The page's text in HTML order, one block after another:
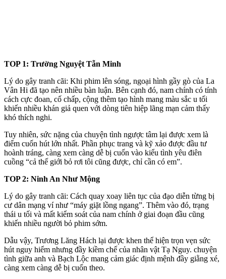
TOP 1: Trường Nguyệt Tẫn Minh
Lý do gây tranh cãi: Khi phim lên sóng, ngoại hình gầy gò của La
Vân Hi đã tạo nên nhiều bàn luận. Bên cạnh đó, nam chính có tính
cách cực đoan, cố chấp, cộng thêm tạo hình mang màu sắc u tối
khiến nhiều khán giả quen với dòng tiên hiệp lãng mạn cảm thấy
khó thích nghi.
Tuy nhiên, sức nặng của chu‌yện tìn‌h ngược tâm lại được xem là
điểm cuốn hút lớn nhất. Phần phục trang và kỹ xảo được đầu tư
hoành tráng, càng xem càng dễ bị cuốn vào kiểu tình yêu điên
cuồng “cả thế giới bỏ rơi tôi cũng được, chỉ cần có em”.
TOP 2: Ninh An Như Mộng
Lý do gây tranh cãi: Cách quay xoay liên tục của đạo diễn từng bị
cư dân mạng ví như “máy giặt lồng ngang”. Thêm vào đó, trạng
thái u tối và mất kiểm soát của nam chính ở giai đoạn đầu cũng
khiến nhiều người bỏ phim sớm.
Dẫu vậy, Trương Lăng Hách lại được khen thể hiện trọn vẹn sức
hút nguy hiểm nhưng đầy kiềm chế của nhân vật Tạ Nguy. chu‌yện
tìn‌h giữa anh và Bạch Lộc mang cảm giác định mệnh đầy giằng xé,
càng xem càng dễ bị cuốn theo.